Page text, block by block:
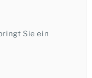
auszutauschen.
Sie ein